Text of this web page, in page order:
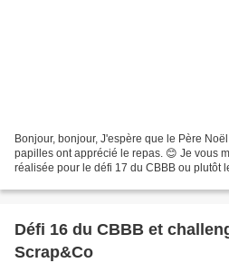
Bonjour, bonjour, J'espère que le Père
papilles ont apprécié le repas. 😊 Je vous
réalisée pour le défi 17 du CBBB ou plutôt
Défi 16 du CBBB et challenge récompensé de
Scrap&Co